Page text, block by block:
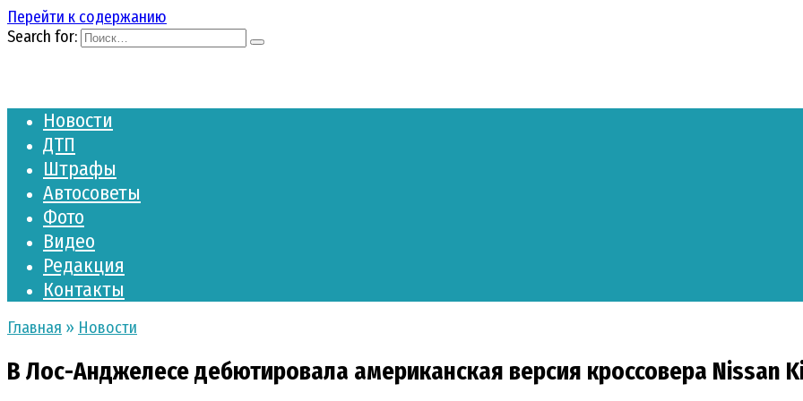
Перейти к содержанию
Search for:
Новости
ДТП
Штрафы
Автосоветы
Фото
Видео
Редакция
Контакты
Главная » Новости
В Лос-Анджелесе дебютировала американская версия кроссовера Nissan